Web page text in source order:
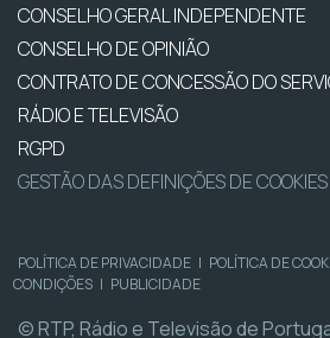
CONSELHO GERAL INDEPENDENTE
CONSELHO DE OPINIÃO
CONTRATO DE CONCESSÃO DO
RÁDIO E TELEVISÃO
RGPD
GESTÃO DAS DEFINIÇÕES DE COOKIES
POLÍTICA DE PRIVACIDADE | POLÍTICA DE
CONDIÇÕES | PUBLICIDADE
© RTP, Rádio e Televisão de